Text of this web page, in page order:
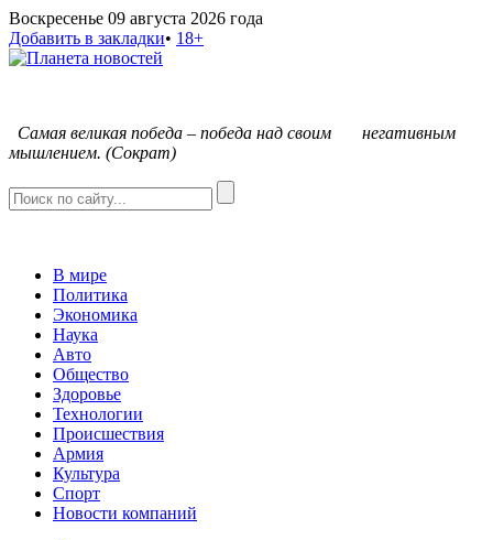
Воскресенье 09 августа 2026 года
Добавить в закладки• 18+
Самая великая победа – победа над своим негативным
мышлением. (Сократ)
В мире
Политика
Экономика
Наука
Авто
Общество
Здоровье
Технологии
Происшествия
Армия
Культура
Спорт
Новости компаний